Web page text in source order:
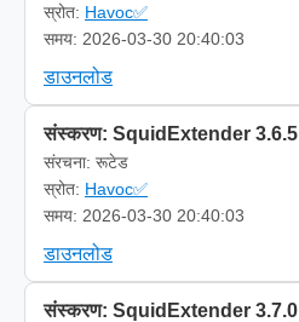
स्रोत: Havoc✅
समय: 2026-03-30 20:40:03
डाउनलोड
संस्करण: SquidExtender 3.6.5
संरचना: रूटेड
स्रोत: Havoc✅
समय: 2026-03-30 20:40:03
डाउनलोड
संस्करण: SquidExtender 3.7.0